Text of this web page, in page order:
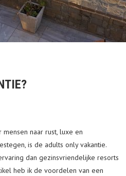
naar rust, luxe en
is de adults only vakantie.
dan gezinsvriendelijke resorts
heb ik de voordelen van een